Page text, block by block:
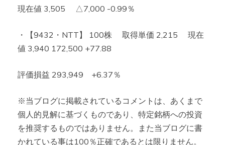
現在値 3,505 △7,000 -0.99％
・【9432・NTT】 100株 取得単価 2,215 現在
値 3,940 172,500 +77.88
評価損益 293,949 +6.37％
※当ブログに掲載されているコメントは、あくまで
個人的見解に基づくものであり、特定銘柄への投資
を推奨するものではありません。また当ブログに書
かれている事は100％正確であるとは限りません。